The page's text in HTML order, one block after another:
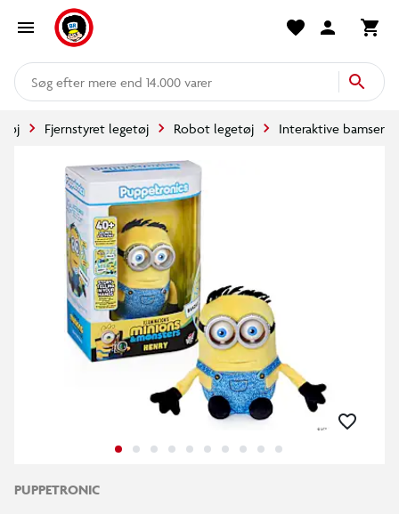
mere end 14.000 varer
Fjernstyret legetøj Robot legetøj Interaktive bamser
PUPPETRONIC